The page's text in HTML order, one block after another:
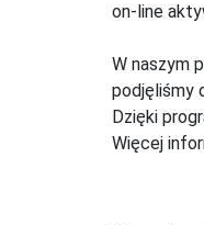
on-line
W naszym
podjęliśmy
Dzięki
Więcej